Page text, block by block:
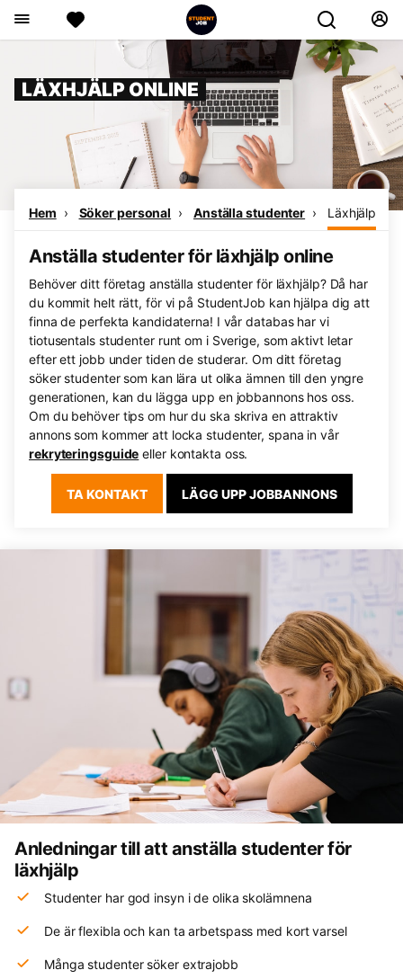
LÄXHJÄLP ONLINE
Hem Söker personal Anställa studenter Läxhjälp
Anställa studenter för läxhjälp online
Behöver ditt företag anställa studenter för läxhjälp? Då har
du kommit helt rätt, för vi på StudentJob kan hjälpa dig att
finna de perfekta kandidaterna! I vår databas har vi
tiotusentals studenter runt om i Sverige, som aktivt letar
efter ett jobb under tiden de studerar. Om ditt företag
söker studenter som kan lära ut olika ämnen till den yngre
generationen, kan du lägga upp en jobbannons hos oss.
Om du behöver tips om hur du ska skriva en attraktiv
annons som kommer att locka studenter, spana in vår
rekryteringsguide eller kontakta oss.
TA KONTAKT LÄGG UPP JOBBANNONS
Anledningar till att anställa studenter för
läxhjälp
Studenter har god insyn i de olika skolämnena
De är flexibla och kan ta arbetspass med kort varsel
Många studenter söker extrajobb